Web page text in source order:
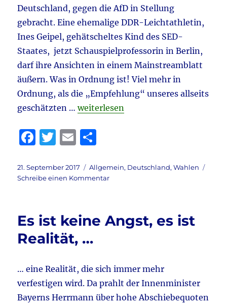
Deutschland, gegen die AfD in Stellung
gebracht. Eine ehemalige DDR-Leichtathletin,
Ines Geipel, gehätscheltes Kind des SED-
Staates, jetzt Schauspielprofessorin in Berlin,
darf ihre Ansichten in einem Mainstreamblatt
äußern. Was in Ordnung ist! Viel mehr in
Ordnung, als die „Empfehlung“ unseres allseits
geschätzten …„Es ist Wahlkampf! #9: Das letzte
weiterlesen
F
c
e
o
o
T
it
te
E
ai
l
le
n
Veröffentlicht
am
21. September 2017 Kategorien
Allgemein, Deutschland,Wahlen
Schreibe einen Kommentarzu
#9:
Es ist keine Angst, es ist
Realität, …
… eine Realität, die sich immer mehr
verfestigen wird. Da prahlt der Innenminister
Bayerns Herrmann über hohe Abschiebequoten